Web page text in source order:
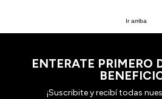
Ir arriba
ENTERATE PRIMERO
¡Suscribite y recibí todas